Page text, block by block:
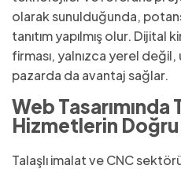
olarak sunulduğunda,
tanıtım yapılmış olur. Dijital
firması, yalnızca yerel değil,
pazarda da avantaj sağlar.
Web Tasarımında
Hizmetlerin Doğru
Talaşlı imalat ve CNC